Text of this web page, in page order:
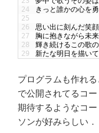
24
25
26
27
28
29
きっと誰かの心を
思い出に刻んだ笑
胸に抱きながら未
輝き続けるこの歌
新たな明日を描い
プログラムも作れ
で公開されてるコ
期待するようなコ
ソンが好みらしい．